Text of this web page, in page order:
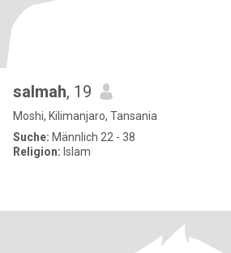
salmah, 19
Moshi, Kilimanjaro, Tansania
Suche: Männlich 22 - 38
Religion: Islam